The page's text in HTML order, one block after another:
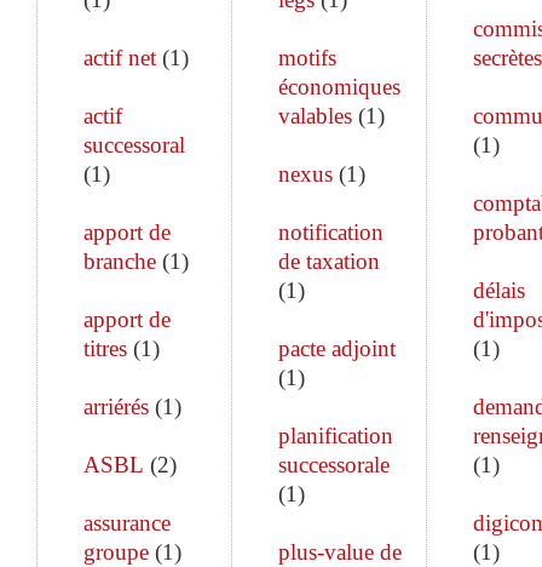
actif net (1)
actif
successoral
(1)
apport de
branche (1)
apport de
titres (1)
arriérés (1)
ASBL (2)
assurance
groupe (1)
motifs
économiques
valables(1)
nexus(1)
notification
de taxation
(1)
pacte adjoint
(1)
planification
successorale
(1)
plus-value de
secrètes
(1)
délais
(1)
(1)
(1)